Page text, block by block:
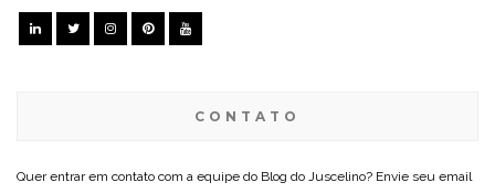
CONTATO
Quer entrar em contato com a equipe do Blog do Juscelino? Envie seu email